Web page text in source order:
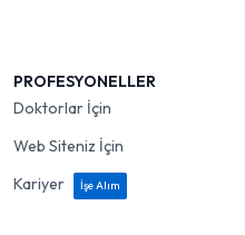
PROFESYONELLER
Doktorlar İçin
Web Siteniz İçin
Kariyer
İşe Alım